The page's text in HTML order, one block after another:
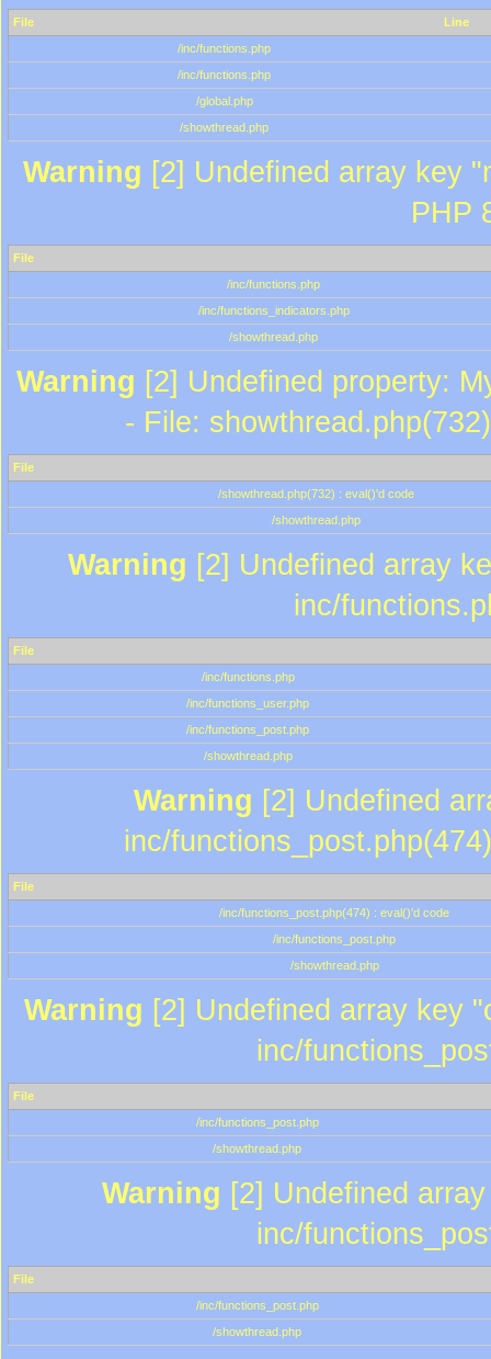
File
Line
/inc/functions.php
/inc/functions.php
/global.php
/showthread.php
Warning [2] Undefined array key
PHP
File
/inc/functions.php
/inc/functions_indicators.php
/showthread.php
Warning [2] Undefined property:
- File:
File
/showthread.php(732) : eval()'d code
/showthread.php
Warning [2] Undefined array
inc/
File
/inc/functions.php
/inc/functions_user.php
/inc/functions_post.php
/showthread.php
Warning [2] Undefined
inc/
File
/inc/functions_post.php(474) : eval()'d code
/inc/functions_post.php
/showthread.php
Warning [2] Undefined array key
inc/
File
/inc/functions_post.php
/showthread.php
Warning [2] Undefined
inc/
File
/inc/functions_post.php
/showthread.php